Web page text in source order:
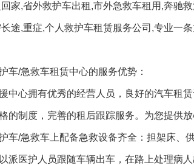
回家,省外救护车出租,市外急救车租用,奔驰
途,重症,个人救护车租赁服务公司,专业一
车/急救车租赁中心的服务优势：
中心拥有优秀的经营人员，良好的汽车租
的制度，完善的租后跟踪服务。为您提供放
车/急救车上配备急救设备齐全：担架床、
派医护人员跟随车辆出车，在路上处理病